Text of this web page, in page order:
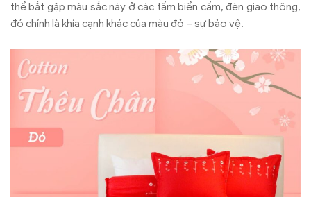
thể bắt gặp màu sắc này ở các tấm biển cấm, đèn giao thông,
đó chính là khía cạnh khác của màu đỏ – sự bảo vệ.